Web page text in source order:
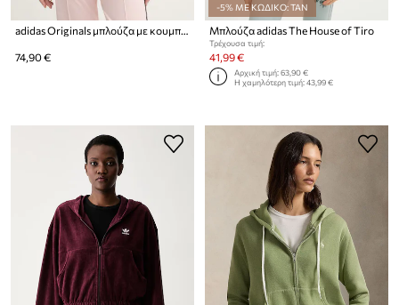
adidas Originals μπλούζα με κουμπιά γυναικεία
74,90 €
-5% ΜΕ ΚΩΔΙΚΟ: TAN
Μπλούζα adidas The House of Tiro
Τρέχουσα τιμή:
41,99 €
Αρχική τιμή:63,90 €
Η χαμηλότερη τιμή:43,99 €